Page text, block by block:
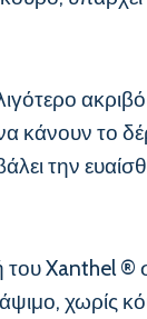
κάνουν το
την
του Xanthel ®
χωρίς